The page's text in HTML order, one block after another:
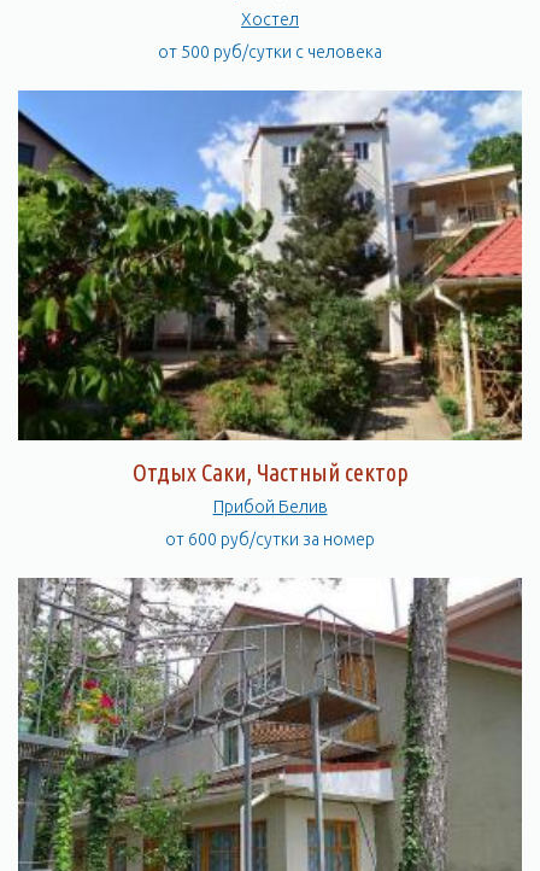
Хостел
от 500 руб/сутки с человека
Отдых Саки, Частный сектор
Прибой Белив
от 600 руб/сутки за номер